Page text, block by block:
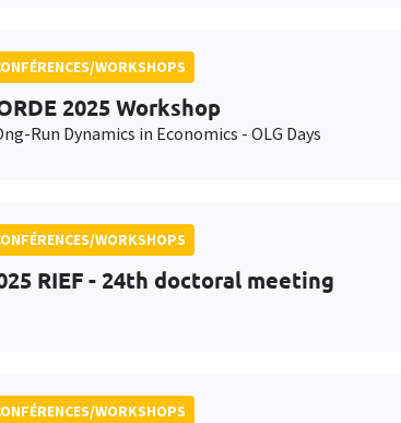
WORKSHOPS
2025 Workshop
Run Dynamics in Economics - OLG Days
WORKSHOPS
RIEF - 24th doctoral meeting
WORKSHOPS